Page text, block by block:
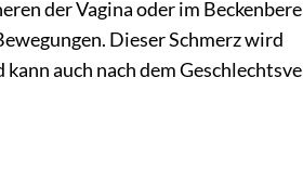
der Vagina oder im
Dieser Schmerz wird
auch nach dem